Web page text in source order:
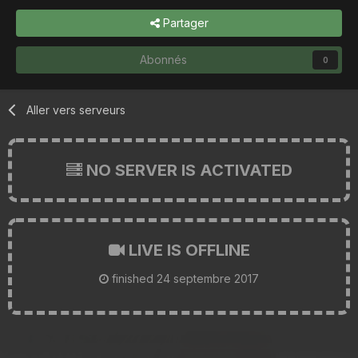
Partager
Abonnés 0
Aller vers serveurs
NO SERVER IS ACTIVATED
LIVE IS OFFLINE
finished 24 septembre 2017